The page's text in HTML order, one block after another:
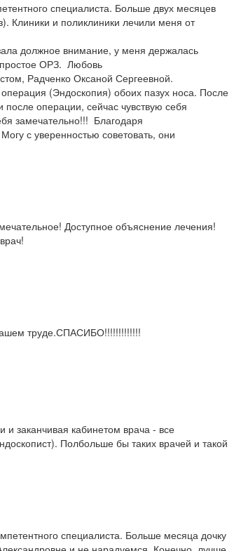
специалиста. Больше двух месяцев
Клиники и поликлиники лечили меня от
должное внимание, у меня держалась
простое ОРЗ. Любовь
Радченко Оксаной Сергеевной.
(Эндоскопия) обоих пазух носа. После
операции, сейчас чувствую себя
замечательно!!! Благодаря
с уверенностью советовать, они
Доступное объяснение лечения!
труде.СПАСИБО!!!!!!!!!!!!!
заканчивая кабинетом врача - все
Полбольше бы таких врачей и такой
специалиста. Больше месяца дочку